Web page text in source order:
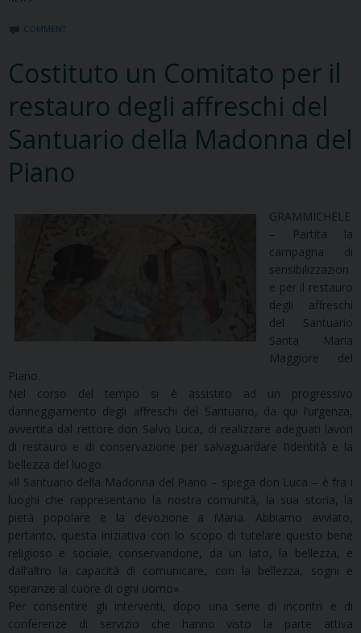
COMMENT
Costituto un Comitato per il
restauro degli affreschi del
Santuario della Madonna del
Piano
GRAMMICHELE
– Partita la
campagna di
sensibilizzazion
e per il restauro
degli affreschi
del Santuario
Santa Maria
Maggiore del
Piano.
Nel corso del tempo si è assistito ad un progressivo
danneggiamento degli affreschi del Santuario, da qui l’urgenza,
avvertita dal rettore don Salvo Luca, di realizzare adeguati lavori
di restauro e di conservazione per salvaguardare l’identità e la
bellezza del luogo.
«Il Santuario della Madonna del Piano – spiega don Luca – è fra i
luoghi che rappresentano la nostra comunità, la sua storia, la
pietà popolare e la devozione a Maria. Abbiamo avviato,
pertanto, questa iniziativa con lo scopo di tutelare questo bene
religioso e sociale, conservandone, da un lato, la bellezza, e
dall’altro la capacità di comunicare, con la bellezza, sogni e
speranze al cuore di ogni uomo».
Per consentire gli interventi, dopo una serie di incontri e di
conferenze di servizio che hanno visto la parte attiva